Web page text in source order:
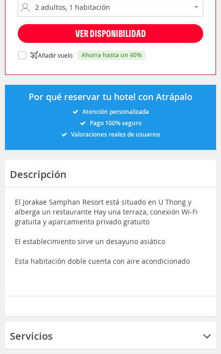
VER DISPONIBILIDAD
Añadir vuelo ahorra hasta un 40%
Por qué reservar tu hotel con Atrápalo
Atención personalizada
Pago 100% seguro
Valoraciones reales de usuarios
Descripción
El Jorakae Samphan Resort está situado en U Thong y
alberga un restaurante Hay una terraza, conexión Wi-Fi
gratuita y aparcamiento privado gratuito
El establecimiento sirve un desayuno asiático
Esta habitación doble cuenta con aire acondicionado
Servicios